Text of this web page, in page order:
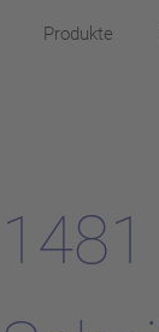
Produkte
1481